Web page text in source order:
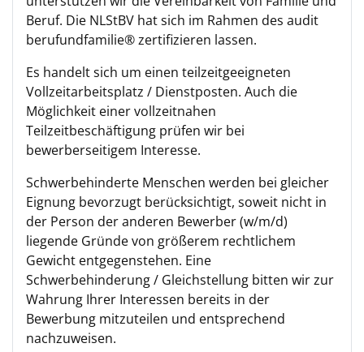
Beruf. Die NLStBV hat sich im Rahmen des audit
berufundfamilie® zertifizieren lassen.
Es handelt sich um einen teilzeitgeeigneten
Vollzeitarbeitsplatz / Dienstposten. Auch die
Möglichkeit einer vollzeitnahen
Teilzeitbeschäftigung prüfen wir bei
bewerberseitigem Interesse.
Schwerbehinderte Menschen werden bei gleicher
Eignung bevorzugt berücksichtigt, soweit nicht in
der Person der anderen Bewerber (w/m/d)
liegende Gründe von größerem rechtlichem
Gewicht entgegenstehen. Eine
Schwerbehinderung / Gleichstellung bitten wir zur
Wahrung Ihrer Interessen bereits in der
Bewerbung mitzuteilen und entsprechend
nachzuweisen.